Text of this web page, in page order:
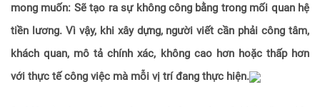
mong muốn: Sẽ tạo ra sự không công bằng trong mối quan hệ
tiền lương. Vì vậy, khi xây dựng, người viết cần phải công tâm,
khách quan, mô tả chính xác, không cao hơn hoặc thấp hơn
với thực tế công việc mà mỗi vị trí đang thực hiện.